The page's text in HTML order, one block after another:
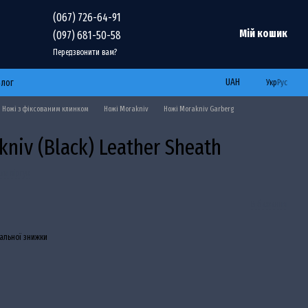
(067) 726-64-91
(097) 681-50-58
Передзвонити вам?
Мій кошик
UAH Укр Рус
Ножі з фіксованим клинком Ножі Morakniv
Ножі Morakniv Garberg
(Black) Leather Sheath
знижки